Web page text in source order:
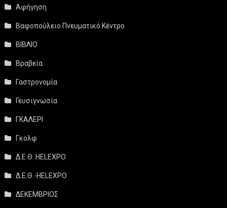
Αφήγηση
Βαφοπούλειο Πνευματικό Κέντρο
ΒΙΒΛΙΟ
Βραβεία
Γαστρονομία
Γευσιγνωσία
ΓΚΑΛΕΡΙ
Γκολφ
Δ.Ε.Θ. HELEXPO
Δ.Ε.Θ.-HELEXPO
ΔΕΚΕΜΒΡΙΟΣ